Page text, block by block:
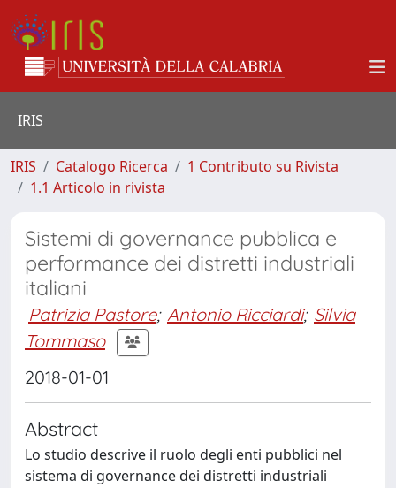
IRIS
IRIS Catalogo Ricerca
1 Contributo su Rivista
1.1 Articolo in rivista
Sistemi di governance pubblica e
performance dei distretti industriali
italiani
Patrizia Pastore; Antonio Ricciardi; Silvia
Tommaso
2018-01-01
Abstract
Lo studio descrive il ruolo degli enti pubblici nel
sistema di governance dei distretti industriali